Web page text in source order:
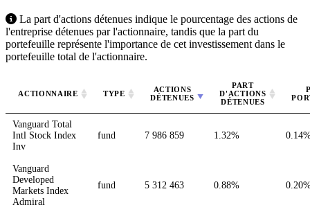
La part d'actions détenues indique le pourcentage des actions de
l'entreprise détenues par l'actionnaire, tandis que la part du
portefeuille représente l'importance de cet investissement dans le
portefeuille total de l'actionnaire.
ACTIONNAIRE TYPE
ACTIONS
DÉTENUES
PART
D'ACTIONS
DÉTENUES
Vanguard Total
Intl Stock Index
Inv
fund 7 986 859 1.32%
Vanguard
Developed
Markets Index
Admiral
fund 5 312 463 0.88%